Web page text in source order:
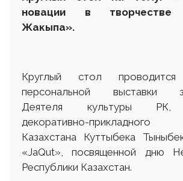
новации в творчестве
Жакыпа».
Круглый стол
персональной выставки
Деятеля культуры РК,
декоративно-
Казахстана Куттыбека
«JaQut», посвященной дню
Республики Казахстан.